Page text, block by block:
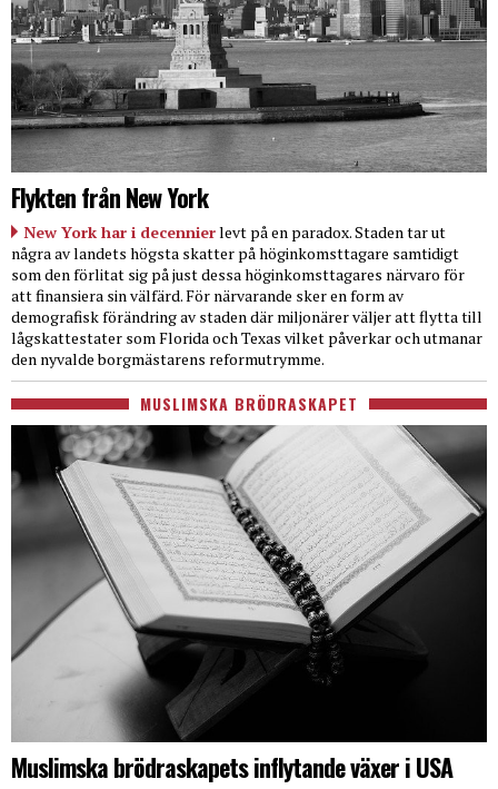
Flykten från New York
New York har i decennierlevt på en paradox. Staden tar ut
några av landets högsta skatter på höginkomsttagare samtidigt
som den förlitat sig på just dessa höginkomsttagares närvaro för
att finansiera sin välfärd. För närvarande sker en form av
demografisk förändring av staden där miljonärer väljer att flytta till
lågskattestater som Florida och Texas vilket påverkar och utmanar
den nyvalde borgmästarens reformutrymme.
MUSLIMSKA BRÖDRASKAPET
Muslimska brödraskapets inflytande växer i USA